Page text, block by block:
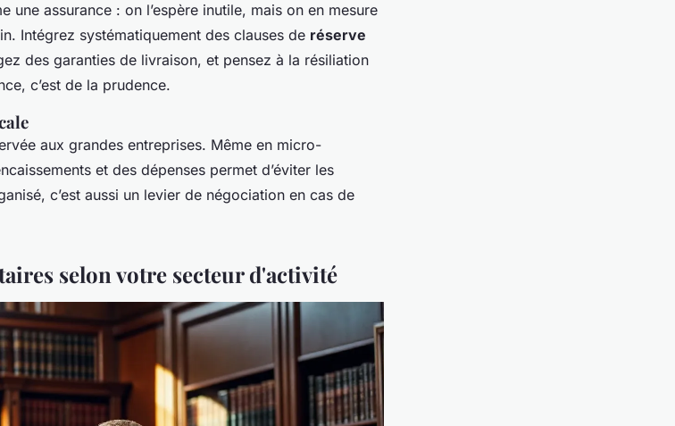
une assurance : on l’espère inutile, mais on en mesure
Intégrez systématiquement des clauses de réserve
des garanties de livraison, et pensez à la résiliation
c’est de la prudence.
aux grandes entreprises. Même en micro-
et des dépenses permet d’éviter les
c’est aussi un levier de négociation en cas de
selon votre secteur d'activité